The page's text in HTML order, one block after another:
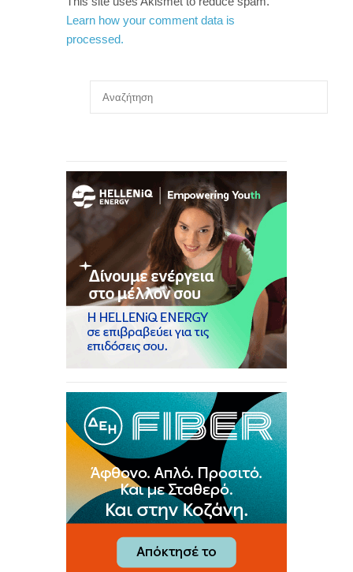
Learn how your comment data is
processed.